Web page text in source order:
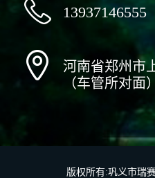
13937146555
河南省郑州市
（车管所对面）
版权所有:巩义市瑞